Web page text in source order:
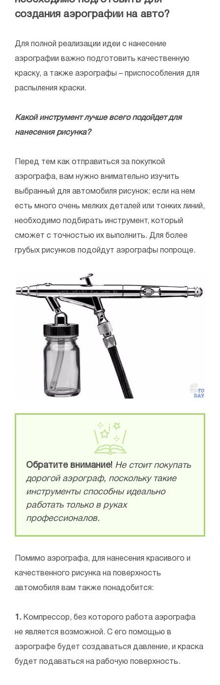
создания аэрографии на авто?
Для полной реализации идеи с нанесение
аэрографии важно подготовить качественную
краску, а также аэрографы – приспособления для
распыления краски.
Какой инструмент лучше всего подойдет для
нанесения рисунка?
Перед тем как отправиться за покупкой
аэрографа, вам нужно внимательно изучить
выбранный для автомобиля рисунок: если на нем
есть много очень мелких деталей или тонких линий,
необходимо подбирать инструмент, который
сможет с точностью их выполнить. Для более
грубых рисунков подойдут аэрографы попроще.
Обратите внимание! Не стоит покупать
дорогой аэрограф, поскольку такие
инструменты способны идеально
работать только в руках
профессионалов.
Помимо аэрографа, для нанесения красивого и
качественного рисунка на поверхность
автомобиля вам также понадобится:
1. Компрессор, без которого работа аэрографа
не является возможной. С его помощью в
аэрографе будет создаваться давление, и краска
будет подаваться на рабочую поверхность.